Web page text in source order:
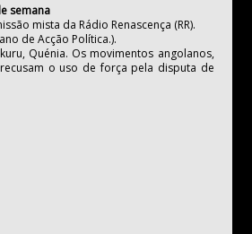
semana
mista da Rádio Renascença (RR).
de Acção Política.).
Quénia. Os movimentos angolanos,
recusam o uso de força pela disputa de